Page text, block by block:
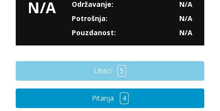
N/A
Održavanje:
N/A
Potrošnja:
N/A
Pouzdanost:
N/A
Utisci 5
Pitanja 4